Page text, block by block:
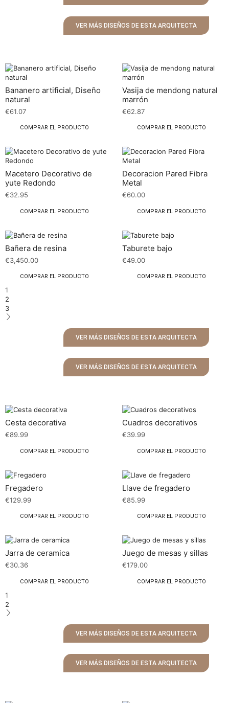
VER MÁS DISEÑOS DE ESTA ARQUITECTA
Bananero artificial, Diseño
natural
€61.07
COMPRAR EL PRODUCTO
Vasija de mendong natural
marrón
€62.87
COMPRAR EL PRODUCTO
Macetero Decorativo de
yute Redondo
€32.95
COMPRAR EL PRODUCTO
Decoracion Pared Fibra
Metal
€60.00
COMPRAR EL PRODUCTO
Bañera de resina
€3,450.00
COMPRAR EL PRODUCTO
Taburete bajo
€49.00
COMPRAR EL PRODUCTO
1
2
3
VER MÁS DISEÑOS DE ESTA ARQUITECTA
VER MÁS DISEÑOS DE ESTA ARQUITECTA
Cesta decorativa
€89.99
COMPRAR EL PRODUCTO
Cuadros decorativos
€39.99
COMPRAR EL PRODUCTO
Fregadero
€129.99
COMPRAR EL PRODUCTO
Llave de fregadero
€85.99
COMPRAR EL PRODUCTO
Jarra de ceramica
€30.36
COMPRAR EL PRODUCTO
Juego de mesas y sillas
€179.00
COMPRAR EL PRODUCTO
1
2
VER MÁS DISEÑOS DE ESTA ARQUITECTA
VER MÁS DISEÑOS DE ESTA ARQUITECTA